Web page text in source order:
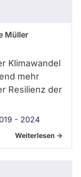
Müller
Klimawandel
mehr
Resilienz der
- 2024
Weiterlesen ->